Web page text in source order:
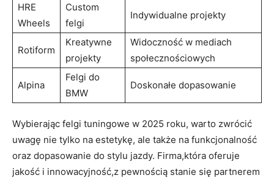
HRE
Wheels
Custom
felgi
Indywidualne projekty
Rotiform
Kreatywne
projekty
Widoczność w mediach
społecznościowych
Alpina
Felgi do
BMW
Doskonałe dopasowanie
Wybierając felgi tuningowe w 2025 roku, warto zwrócić
uwagę nie tylko na estetykę, ale także na funkcjonalność
oraz dopasowanie do stylu jazdy. Firma,która oferuje
jakość i innowacyjność,z pewnością stanie się partnerem